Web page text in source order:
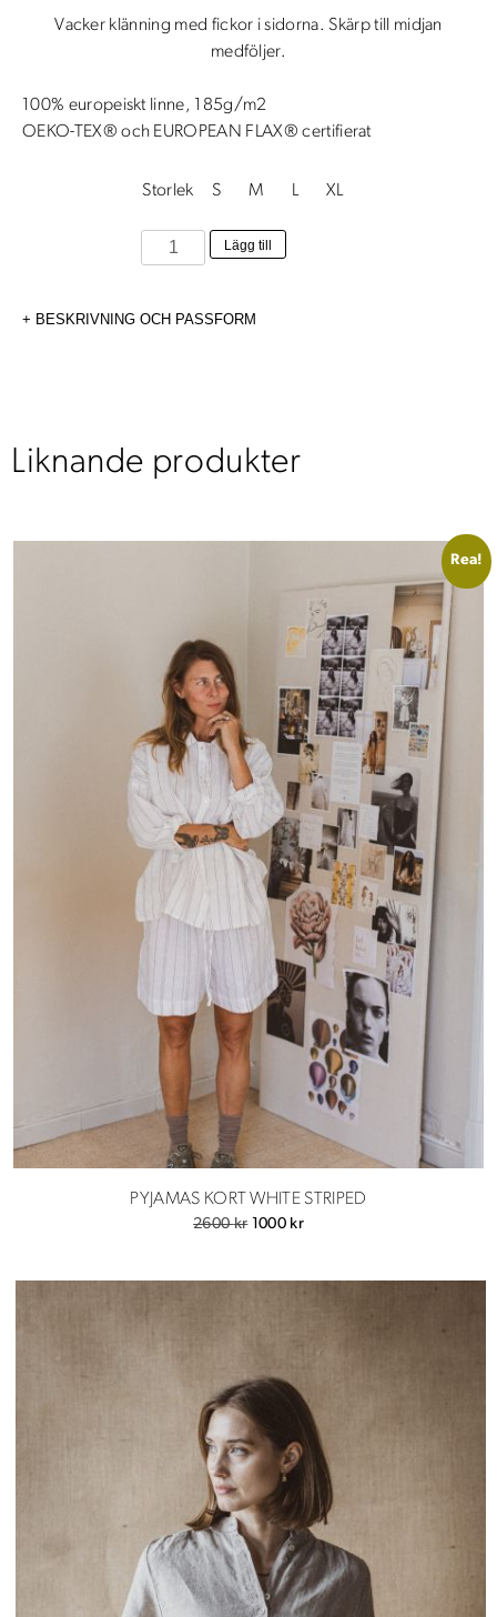
Vacker klänning med fickor i sidorna. Skärp till midjan
medföljer.
100% europeiskt linne, 185g/m2
OEKO-TEX® och EUROPEAN FLAX® certifierat
Storlek S M L XL
Angelica
Klänning
mängd
Lägg till
BESKRIVNING OCH PASSFORM
Liknande produkter
Rea!
PYJAMAS KORT WHITE STRIPED
2600kr Det
1000 krDet